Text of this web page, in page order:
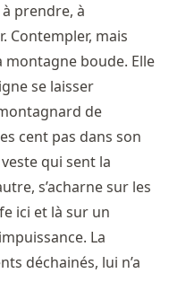
prendre, à
Contempler, mais
boude. Elle
se laisser
de
cent pas dans son
qui sent la
s’acharne sur les
ici et là sur un
La
déchainés, lui n’a